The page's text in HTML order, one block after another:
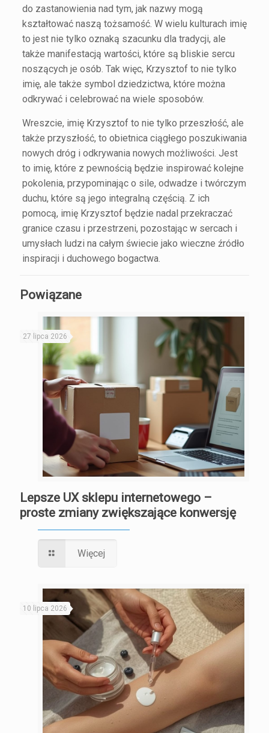
do zastanowienia nad tym, jak nazwy mogą
kształtować naszą tożsamość. W wielu kulturach imię
to jest nie tylko oznaką szacunku dla tradycji, ale
także manifestacją wartości, które są bliskie sercu
noszących je osób. Tak więc, Krzysztof to nie tylko
imię, ale także symbol dziedzictwa, które można
odkrywać i celebrować na wiele sposobów.
Wreszcie, imię Krzysztof to nie tylko przeszłość, ale
także przyszłość, to obietnica ciągłego poszukiwania
nowych dróg i odkrywania nowych możliwości. Jest
to imię, które z pewnością będzie inspirować kolejne
pokolenia, przypominając o sile, odwadze i twórczym
duchu, które są jego integralną częścią. Z ich
pomocą, imię Krzysztof będzie nadal przekraczać
granice czasu i przestrzeni, pozostając w sercach i
umysłach ludzi na całym świecie jako wieczne źródło
inspiracji i duchowego bogactwa.
Powiązane
27 lipca 2026
Lepsze UX sklepu internetowego –
proste zmiany zwiększające konwersję
Więcej
10 lipca 2026